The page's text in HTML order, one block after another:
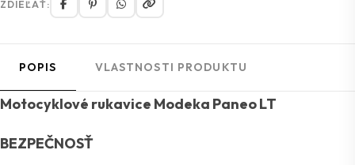
ZDIEĽAŤ:
POPIS VLASTNOSTI PRODUKTU
Motocyklové rukavice Modeka Paneo LT
BEZPEČNOSŤ